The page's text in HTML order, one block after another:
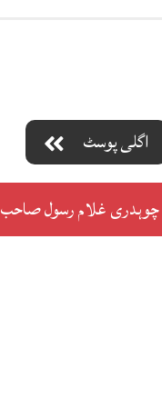
اگلی پوسٹ
غلام رسول صاحب